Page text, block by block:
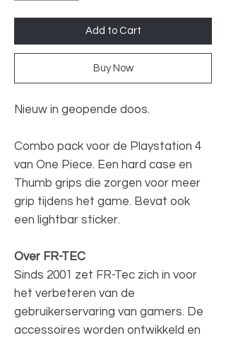
Add to Cart
Buy Now
Nieuw in geopende doos.
Combo pack voor de Playstation 4
van One Piece. Een hard case en
Thumb grips die zorgen voor meer
grip tijdens het game. Bevat ook
een lightbar sticker.
Over FR-TEC
Sinds 2001 zet FR-Tec zich in voor
het verbeteren van de
gebruikerservaring van gamers. De
accessoires worden ontwikkeld en